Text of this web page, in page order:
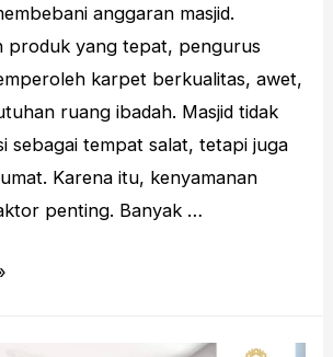
anggaran masjid.
produk yang tepat, pengurus
karpet berkualitas, awet,
ruang ibadah. Masjid tidak
sebagai tempat salat, tetapi juga
Karena itu, kenyamanan
penting. Banyak …